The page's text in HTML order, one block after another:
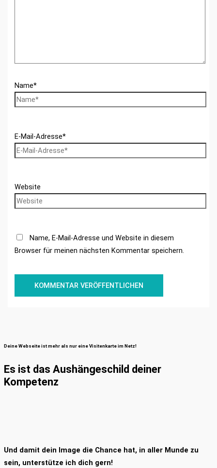
Name*
E-Mail-Adresse*
Website
Name, E-Mail-Adresse und Website in diesem
Browser für meinen nächsten Kommentar speichern.
Deine Webseite ist mehr als nur eine Visitenkarte im Netz!
Es ist das Aushängeschild deiner
Kompetenz
Und damit dein Image die Chance hat, in aller Munde zu
sein, unterstütze ich dich gern!